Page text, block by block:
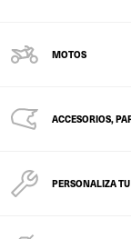
MOTOS
ACCESORIOS,
PERSONALIZA
Ver detalles